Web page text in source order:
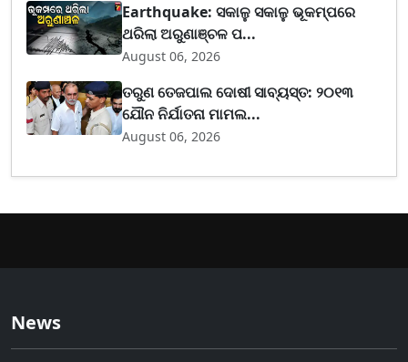
Earthquake: ସକାଳୁ ସକାଳୁ ଭୂକମ୍ପରେ
ଥରିଲା ଅରୁଣାଞ୍ଚଳ ପ...
August 06, 2026
ତରୁଣ ତେଜପାଲ ଦୋଷୀ ସାବ୍ୟସ୍ତ: ୨୦୧୩
ଯୌନ ନିର୍ଯାତନା ମାମଲ...
August 06, 2026
News